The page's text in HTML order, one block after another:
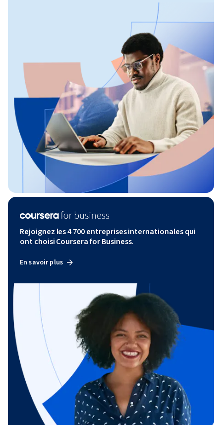
Rejoignez les 4 700 entreprises internationales qui
ont choisi Coursera for Business.
En savoir plus